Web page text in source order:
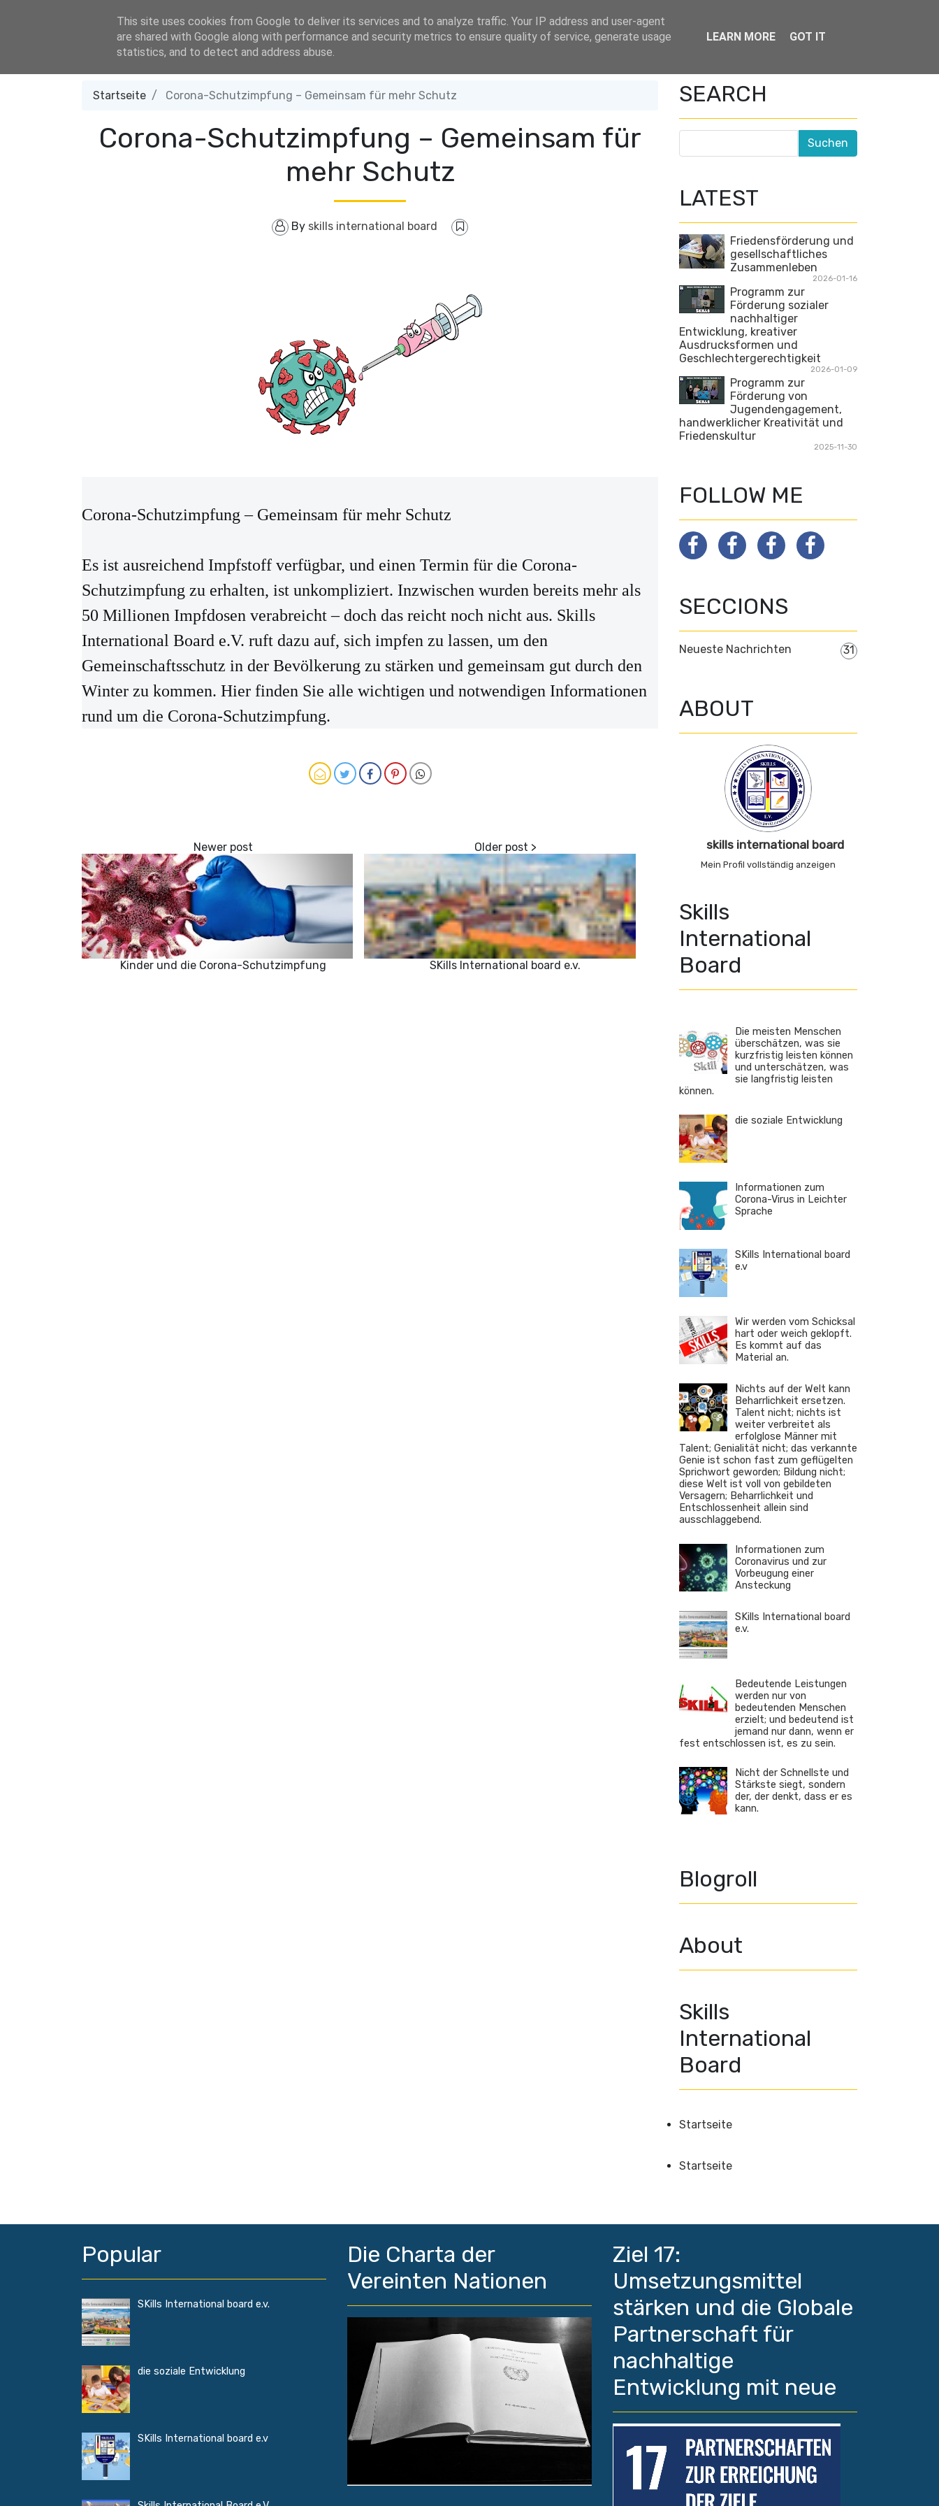
Startseite Corona-Schutzimpfung – Gemeinsam für mehr Schutz
Corona-Schutzimpfung – Gemeinsam für
mehr Schutz
By skills international board
Corona-Schutzimpfung – Gemeinsam für mehr Schutz
Es ist ausreichend Impfstoff verfügbar, und einen Termin für die Corona-
Schutzimpfung zu erhalten, ist unkompliziert. Inzwischen wurden bereits mehr als
50 Millionen Impfdosen verabreicht – doch das reicht noch nicht aus. Skills
International Board e.V. ruft dazu auf, sich impfen zu lassen, um den
Gemeinschaftsschutz in der Bevölkerung zu stärken und gemeinsam gut durch den
Winter zu kommen. Hier finden Sie alle wichtigen und notwendigen Informationen
rund um die Corona-Schutzimpfung.
Kinder und die Corona-Schutzimpfung SKills International board e.v.
SEARCH
LATEST
Friedensförderung und
gesellschaftliches
Zusammenleben
2026-01-16
Programm zur
Förderung sozialer
nachhaltiger
Entwicklung, kreativer
Ausdrucksformen und
Geschlechtergerechtigkeit
2026-01-09
Programm zur
Förderung von
Jugendengagement,
handwerklicher Kreativität und
Friedenskultur
2025-11-30
FOLLOW ME
SECCIONS
Neueste Nachrichten 31
ABOUT
skills international board
Mein Profil vollständig anzeigen
Skills
International
Board
Die meisten Menschen
überschätzen, was sie
kurzfristig leisten können
und unterschätzen, was
sie langfristig leisten
können.
die soziale Entwicklung
Informationen zum
Corona-Virus in Leichter
Sprache
SKills International board
e.v
Wir werden vom Schicksal
hart oder weich geklopft.
Es kommt auf das
Material an.
Nichts auf der Welt kann
Beharrlichkeit ersetzen.
Talent nicht; nichts ist
weiter verbreitet als
erfolglose Männer mit
Talent; Genialität nicht; das verkannte
Genie ist schon fast zum geflügelten
Sprichwort geworden; Bildung nicht;
diese Welt ist voll von gebildeten
Versagern; Beharrlichkeit und
Entschlossenheit allein sind
ausschlaggebend.
Informationen zum
Coronavirus und zur
Vorbeugung einer
Ansteckung
SKills International board
e.v.
Bedeutende Leistungen
werden nur von
bedeutenden Menschen
erzielt; und bedeutend ist
jemand nur dann, wenn er
fest entschlossen ist, es zu sein.
Nicht der Schnellste und
Stärkste siegt, sondern
der, der denkt, dass er es
kann.
Blogroll
About
Skills
International
Board
Startseite
Startseite
Popular
SKills International board e.v.
die soziale Entwicklung
SKills International board e.v
Die Charta der
Vereinten Nationen
Ziel 17:
Umsetzungsmittel
stärken und die Globale
Partnerschaft für
nachhaltige
Entwicklung mit neue
This site uses cookies from Google to deliver its services and to analyze traffic. Your IP address and user-agent
are shared with Google along with performance and security metrics to ensure quality of service, generate usage
statistics, and to detect and address abuse.
LEARN MORE GOT IT